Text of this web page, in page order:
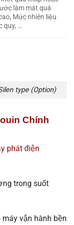
làm mát quá
Mức nhiên liệu
quy, …
type (Option)
Chính
phát điện
trong suốt
vận hành bền